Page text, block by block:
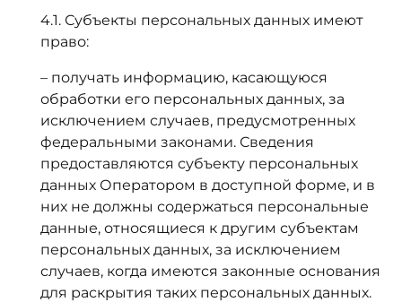
4.1. Субъекты персональных данных имеют
право:
– получать информацию, касающуюся
обработки его персональных данных, за
исключением случаев, предусмотренных
федеральными законами. Сведения
предоставляются субъекту персональных
данных Оператором в доступной форме, и в
них не должны содержаться персональные
данные, относящиеся к другим субъектам
персональных данных, за исключением
случаев, когда имеются законные основания
для раскрытия таких персональных данных.